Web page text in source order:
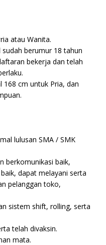
atau Wanita.
berumur 18 tahun
bekerja dan telah
168 cm untuk Pria, dan
lulusan SMA / SMK
berkomunikasi baik,
dapat melayani serta
pelanggan toko,
sistem shift, rolling, serta
telah divaksin.
mata.